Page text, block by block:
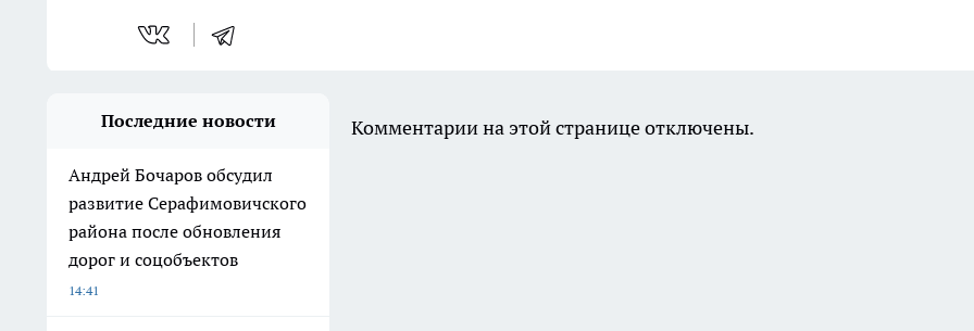
Последние новости
Андрей Бочаров обсудил
развитие Серафимовичского
района после обновления
дорог и соцобъектов
14:41
Комментарии на этой странице отключены.